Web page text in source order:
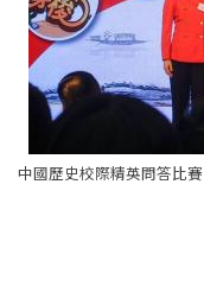
中國歷史校際精英問答比賽